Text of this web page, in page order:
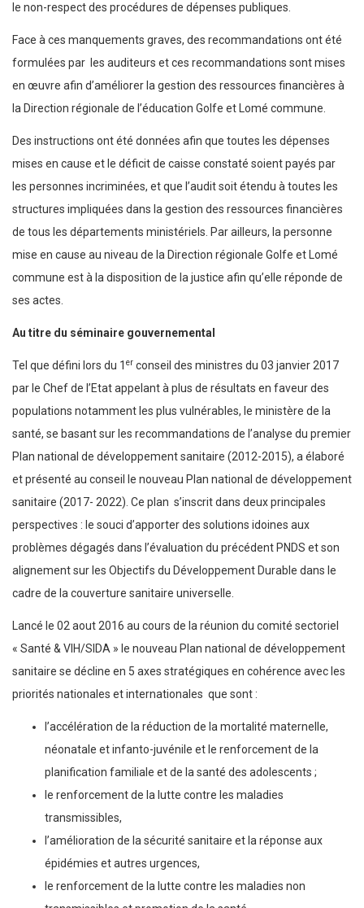
le non-respect des procédures de dépenses publiques.
Face à ces manquements graves, des recommandations ont été
formulées par les auditeurs et ces recommandations sont mises
en œuvre afin d’améliorer la gestion des ressources financières à
la Direction régionale de l’éducation Golfe et Lomé commune.
Des instructions ont été données afin que toutes les dépenses
mises en cause et le déficit de caisse constaté soient payés par
les personnes incriminées, et que l’audit soit étendu à toutes les
structures impliquées dans la gestion des ressources financières
de tous les départements ministériels. Par ailleurs, la personne
mise en cause au niveau de la Direction régionale Golfe et Lomé
commune est à la disposition de la justice afin qu’elle réponde de
ses actes.
Au titre du séminaire gouvernemental
Tel que défini lors du 1 er conseil des ministres du 03 janvier 2017
par le Chef de l’Etat appelant à plus de résultats en faveur des
populations notamment les plus vulnérables, le ministère de la
santé, se basant sur les recommandations de l’analyse du premier
Plan national de développement sanitaire (2012-2015), a élaboré
et présenté au conseil le nouveau Plan national de développement
sanitaire (2017- 2022). Ce plan s’inscrit dans deux principales
perspectives : le souci d’apporter des solutions idoines aux
problèmes dégagés dans l’évaluation du précédent PNDS et son
alignement sur les Objectifs du Développement Durable dans le
cadre de la couverture sanitaire universelle.
Lancé le 02 aout 2016 au cours de la réunion du comité sectoriel
« Santé & VIH/SIDA » le nouveau Plan national de développement
sanitaire se décline en 5 axes stratégiques en cohérence avec les
priorités nationales et internationales que sont :
l’accélération de la réduction de la mortalité maternelle,
néonatale et infanto-juvénile et le renforcement de la
planification familiale et de la santé des adolescents ;
le renforcement de la lutte contre les maladies
transmissibles,
l’amélioration de la sécurité sanitaire et la réponse aux
épidémies et autres urgences,
le renforcement de la lutte contre les maladies non